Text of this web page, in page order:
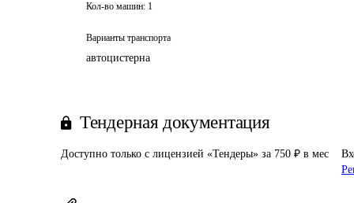
Кол-во машин: 1
Варианты транспорта
автоцистерна
Тендерная документация
Доступно только с лицензией «Тендеры» за 750 ₽ в мес